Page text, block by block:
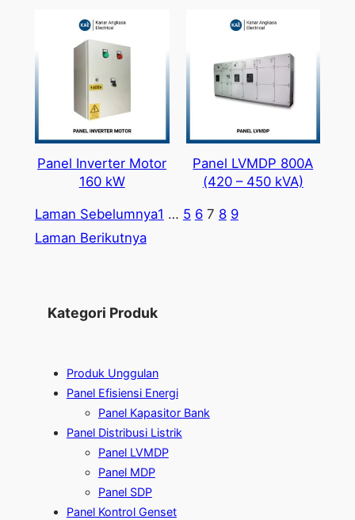
Panel Inverter Motor
160 kW
Panel LVMDP 800A
(420 – 450 kVA)
Laman Sebelumnya1 … 5 6 7 8 9
Laman Berikutnya
Kategori Produk
Produk Unggulan
Panel Efisiensi Energi
Panel Kapasitor Bank
Panel Distribusi Listrik
Panel LVMDP
Panel MDP
Panel SDP
Panel Kontrol Genset